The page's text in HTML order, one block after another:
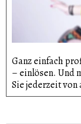
Ganz einfach
– einlösen. Und
Sie jederzeit